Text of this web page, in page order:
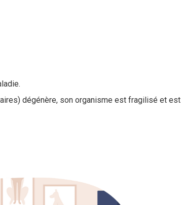
dégénère, son organisme est fragilisé et est